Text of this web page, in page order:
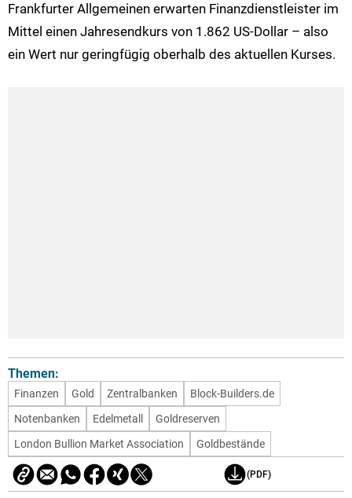
Frankfurter Allgemeinen erwarten Finanzdienstleister im
Mittel einen Jahresendkurs von 1.862 US-Dollar – also
ein Wert nur geringfügig oberhalb des aktuellen Kurses.
Themen:
Finanzen Gold Zentralbanken
Block-Builders.de
Notenbanken
Edelmetall
Goldreserven
London Bullion Market Association
Goldbestände
(PDF)